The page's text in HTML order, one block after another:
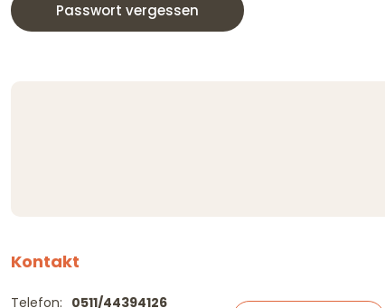
Passwort vergessen
Kontakt
Telefon: 0511/44394126